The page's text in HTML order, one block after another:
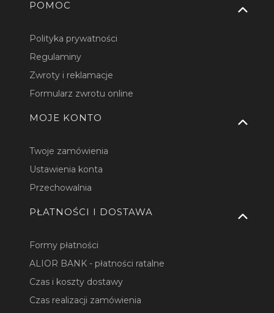
Linki w stopce
POMOC
Polityka prywatności
Regulaminy
Zwroty i reklamacje
Formularz zwrotu online
MOJE KONTO
Twoje zamówienia
Ustawienia konta
Przechowalnia
PŁATNOŚCI I DOSTAWA
Formy płatności
ALIOR BANK - płatności ratalne
Czas i koszty dostawy
Czas realizacji zamówienia